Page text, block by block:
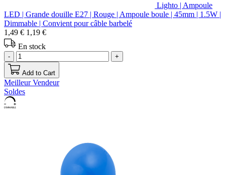
Lighto | Ampoule
LED | Grande douille E27 | Rouge | Ampoule boule | 45mm | 1.5W |
Dimmable | Convient pour câble barbelé
1,49 € 1,19 €
En stock
- +
Add to Cart
Meilleur Vendeur
Soldes